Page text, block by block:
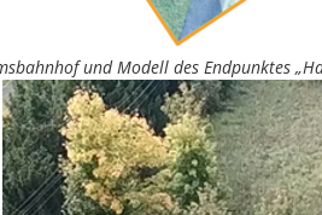
und Modell des Endpunktes